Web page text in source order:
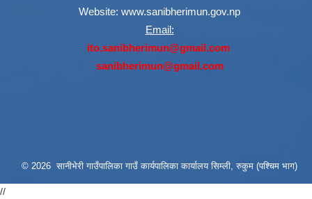
Website: www.sanibherimun.gov.np
Email:
ito.sanibherimun@gmail.com
sanibherimun@gmail.com
© 2026 सानीभेरी गाउँपालिका गाउँ कार्यपालिका कार्यालय सिम्ली, रुकुम (पश्चिम भाग)
//